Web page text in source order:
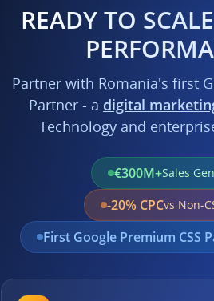
READY TO
Partner with Romania's first
Partner - a digital
Technology and
€300M+Sales
-20% CPCvs Non-
First Google Premium CSS